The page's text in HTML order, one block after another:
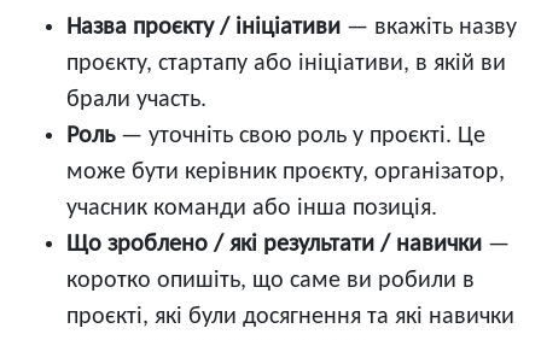
Назва проєкту / ініціативи — вкажіть назву
проєкту, стартапу або ініціативи, в якій ви
брали участь.
Роль — уточніть свою роль у проєкті. Це
може бути керівник проєкту, організатор,
учасник команди або інша позиція.
Що зроблено / які результати / навички —
коротко опишіть, що саме ви робили в
проєкті, які були досягнення та які навички